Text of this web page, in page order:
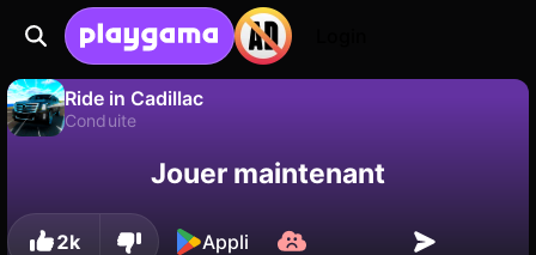
Ride in Cadillac
Conduite
progression !
Non Enregistrer
Jouer maintenant
2k Appli